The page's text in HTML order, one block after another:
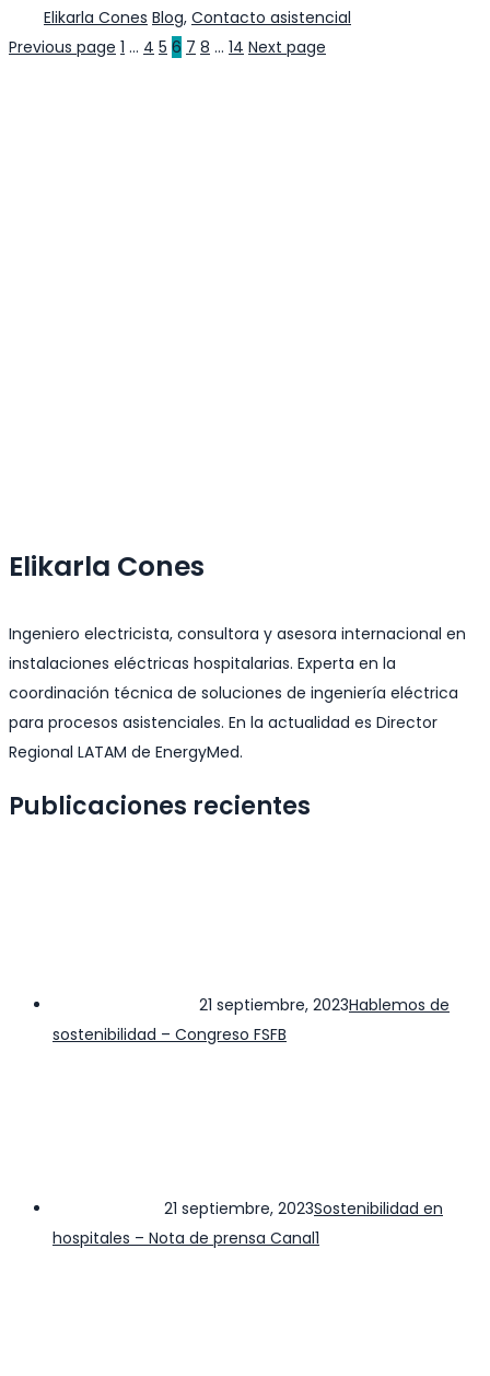
Elikarla Cones Blog, Contacto asistencial
Previous page 1 … 4 5 6 7 8 … 14 Next page
Elikarla Cones
Ingeniero electricista, consultora y asesora internacional en
instalaciones eléctricas hospitalarias. Experta en la
coordinación técnica de soluciones de ingeniería eléctrica
para procesos asistenciales. En la actualidad es Director
Regional LATAM de EnergyMed.
Publicaciones recientes
21 septiembre, 2023Hablemos de
sostenibilidad – Congreso FSFB
21 septiembre, 2023Sostenibilidad en
hospitales – Nota de prensa Canal1